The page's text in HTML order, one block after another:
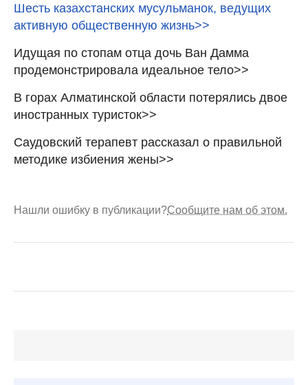
Шесть казахстанских мусульманок, ведущих
активную общественную жизнь>>
Идущая по стопам отца дочь Ван Дамма
продемонстрировала идеальное тело>>
В горах Алматинской области потерялись двое
иностранных туристок>>
Саудовский терапевт рассказал о правильной
методике избиения жены>>
Нашли ошибку в публикации?Сообщите нам об этом.